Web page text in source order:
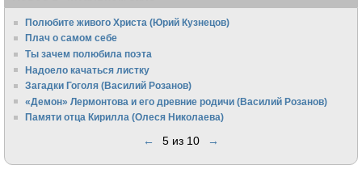
Полюбите живого Христа (Юрий Кузнецов)
Плач о самом себе
Ты зачем полюбила поэта
Надоело качаться листку
Загадки Гоголя (Василий Розанов)
«Демон» Лермонтова и его древние родичи (Василий Розанов)
Памяти отца Кирилла (Олеся Николаева)
← 5 из 10 →